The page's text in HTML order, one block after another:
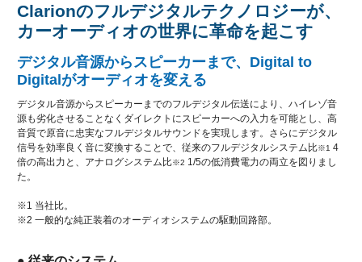
Clarionのフルデジタルテクノロジーが、
カーオーディオの世界に革命を起こす
デジタル音源からスピーカーまで、Digital to
Digitalがオーディオを変える
デジタル音源からスピーカーまでのフルデジタル伝送により、ハイレゾ音
源も劣化させることなくダイレクトにスピーカーへの入力を可能とし、高
音質で原音に忠実なフルデジタルサウンドを実現します。さらにデジタル
信号を効率良く音に変換することで、従来のフルデジタルシステム比※1 4
倍の高出力と、アナログシステム比※2 1/5の低消費電力の両立を図りまし
た。
※1 当社比。
※2 一般的な純正装着のオーディオシステムの駆動回路部。